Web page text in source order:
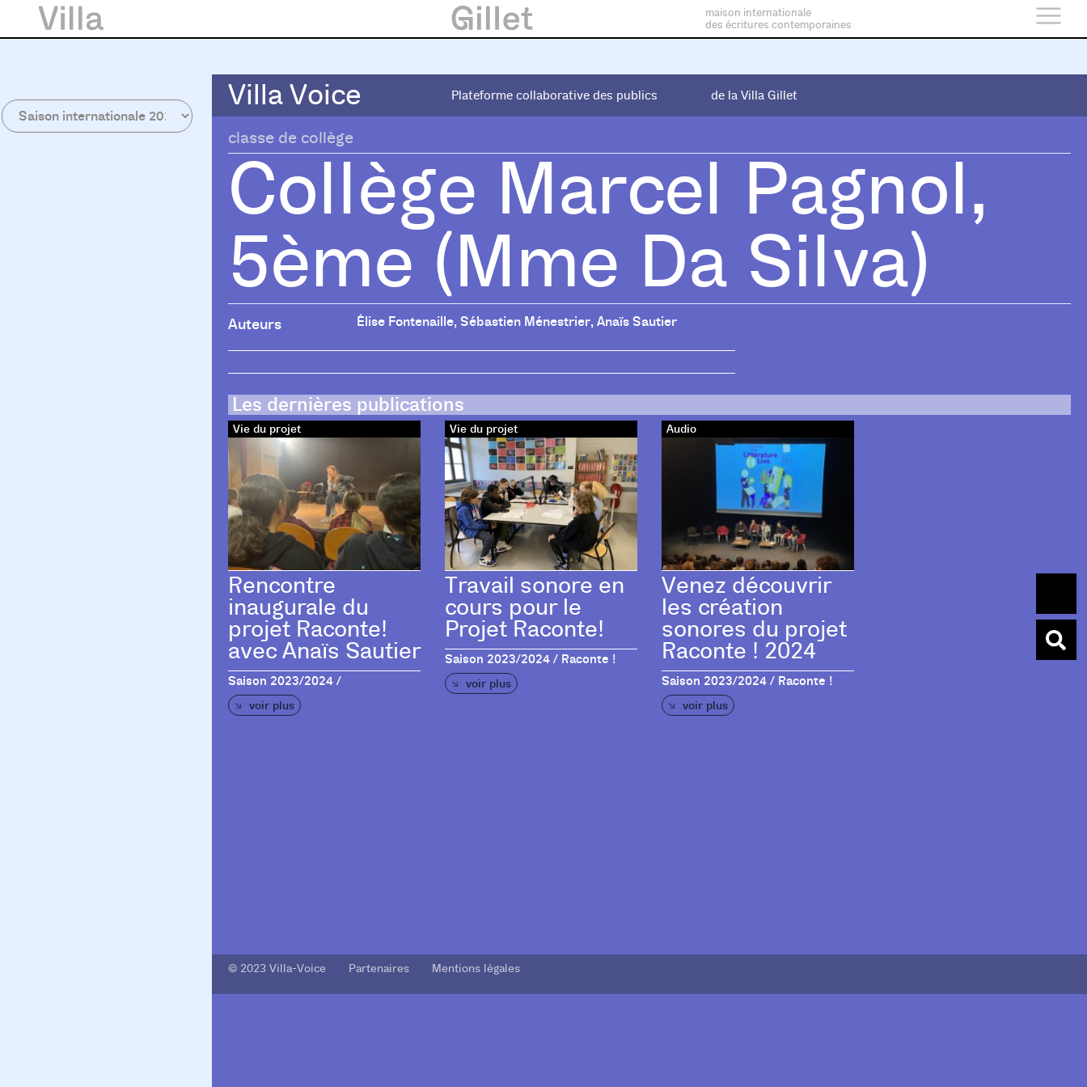
maison internationale
des écritures contemporaines
Villa Voice Plateforme collaborative des publics de la Villa Gillet
Villa Voice Plateforme collaborative des publics de la Villa Gillet
classe de collège
Collège Marcel Pagnol,
5ème (Mme Da Silva)
Auteurs Élise Fontenaille,Sébastien Ménestrier,Anaïs Sautier
Les dernières publications
Vie du projet
Rencontre
inaugurale du
projet Raconte!
avec Anaïs Sautier
Saison 2023/2024 /
voir plus
Vie du projet
Travail sonore en
cours pour le
Projet Raconte!
Saison 2023/2024 / Raconte !
voir plus
Audio
Venez découvrir
les création
sonores du projet
Raconte ! 2024
Saison 2023/2024 / Raconte !
voir plus
© 2023 Villa-Voice Partenaires Mentions légales